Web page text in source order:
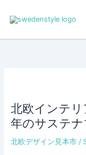
北欧インテ
年のサステ
北欧デザイン見本市 /